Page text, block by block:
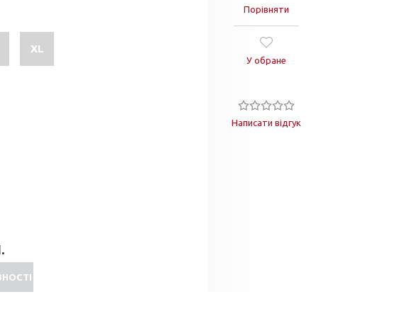
XL
Порівняти
У обране
Написати відгук